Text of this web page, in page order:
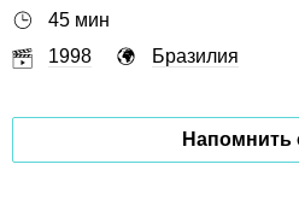
45 мин
1998
Бразилия
Напомнить